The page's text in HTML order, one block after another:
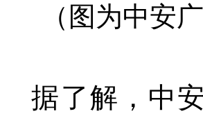
（图为中安
据了解，中